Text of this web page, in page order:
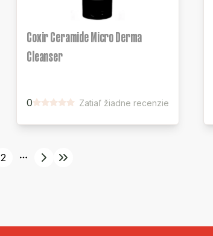
Coxir Ceramide Micro Derma
Cleanser
0 Zatiaľ žiadne recenzie
2
More pages